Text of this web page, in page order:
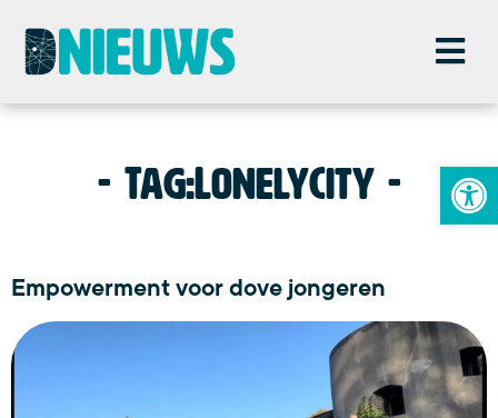
Tag:LonelyCity
Empowerment voor dove jongeren